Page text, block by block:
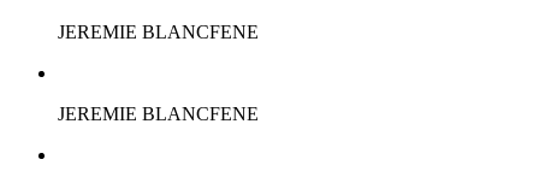
JEREMIE BLANCFENE
JEREMIE BLANCFENE